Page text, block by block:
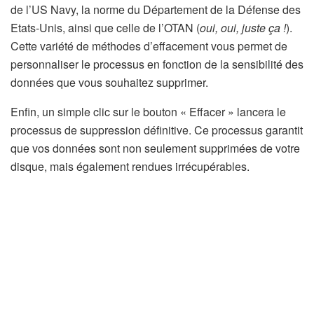
de l’US Navy, la norme du Département de la Défense des
Etats-Unis, ainsi que celle de l’OTAN (oui, oui, juste ça !).
Cette variété de méthodes d’effacement vous permet de
personnaliser le processus en fonction de la sensibilité des
données que vous souhaitez supprimer.
Enfin, un simple clic sur le bouton « Effacer » lancera le
processus de suppression définitive. Ce processus garantit
que vos données sont non seulement supprimées de votre
disque, mais également rendues irrécupérables.